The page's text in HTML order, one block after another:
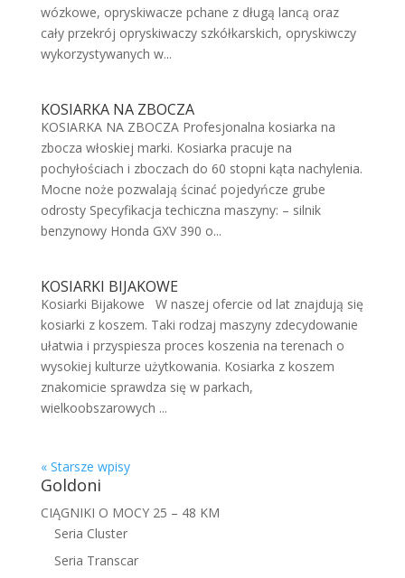
wózkowe, opryskiwacze pchane z długą lancą oraz
cały przekrój opryskiwaczy szkółkarskich, opryskiwczy
wykorzystywanych w...
KOSIARKA NA ZBOCZA
KOSIARKA NA ZBOCZA Profesjonalna kosiarka na
zbocza włoskiej marki. Kosiarka pracuje na
pochyłościach i zboczach do 60 stopni kąta nachylenia.
Mocne noże pozwalają ścinać pojedyńcze grube
odrosty Specyfikacja techiczna maszyny: – silnik
benzynowy Honda GXV 390 o...
KOSIARKI BIJAKOWE
Kosiarki Bijakowe W naszej ofercie od lat znajdują się
kosiarki z koszem. Taki rodzaj maszyny zdecydowanie
ułatwia i przyspiesza proces koszenia na terenach o
wysokiej kulturze użytkowania. Kosiarka z koszem
znakomicie sprawdza się w parkach,
wielkoobszarowych ...
« Starsze wpisy
Goldoni
CIĄGNIKI O MOCY 25 – 48 KM
Seria Cluster
Seria Transcar